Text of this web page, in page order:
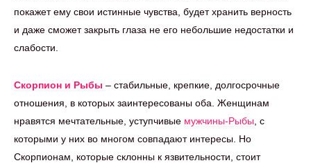
покажет ему свои истинные чувства, будет хранить верность
и даже сможет закрыть глаза не его небольшие недостатки и
слабости.
Скорпион и Рыбы – стабильные, крепкие, долгосрочные
отношения, в которых заинтересованы оба. Женщинам
нравятся мечтательные, уступчивые мужчины-Рыбы , с
которыми у них во многом совпадают интересы. Но
Скорпионам, которые склонны к язвительности, стоит